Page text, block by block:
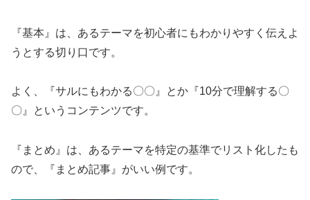
『基本』は、あるテーマを初心者にもわかりやすく伝えよ
うとする切り口です。
よく、『サルにもわかる〇〇』とか『10分で理解する〇
〇』というコンテンツです。
『まとめ』は、あるテーマを特定の基準でリスト化したも
ので、『まとめ記事』がいい例です。